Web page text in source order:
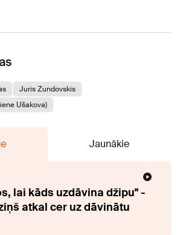
Juris Zundovskis
Ušakova)
Jaunākie
lai kāds uzdāvina džipu" -
atkal cer uz dāvinātu